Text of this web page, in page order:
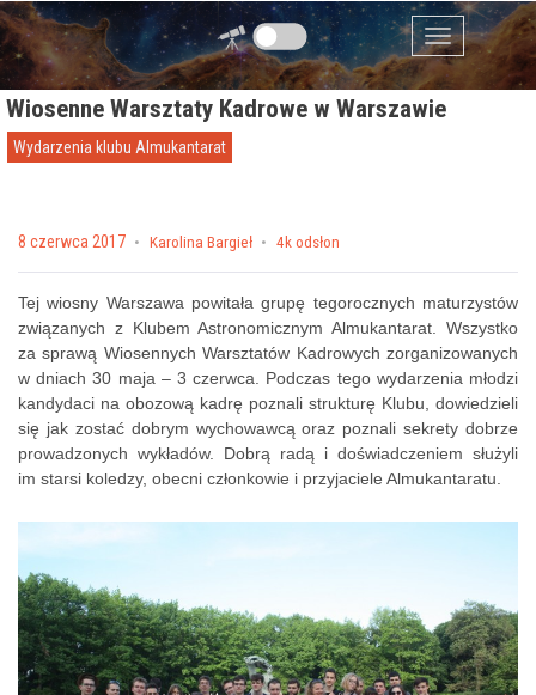
Przejdź do zawartości
Menu
Wiosenne Warsztaty Kadrowe w Warszawie
Wydarzenia klubu Almukantarat
Posted on
8 czerwca 2017 by Karolina Bargieł 4k odsłon
Tej wiosny Warszawa powitała grupę tegorocznych maturzystów
związanych z Klubem Astronomicznym Almukantarat. Wszystko
za sprawą Wiosennych Warsztatów Kadrowych zorganizowanych
w dniach 30 maja – 3 czerwca. Podczas tego wydarzenia młodzi
kandydaci na obozową kadrę poznali strukturę Klubu, dowiedzieli
się jak zostać dobrym wychowawcą oraz poznali sekrety dobrze
prowadzonych wykładów. Dobrą radą i doświadczeniem służyli
im starsi koledzy, obecni członkowie i przyjaciele Almukantaratu.